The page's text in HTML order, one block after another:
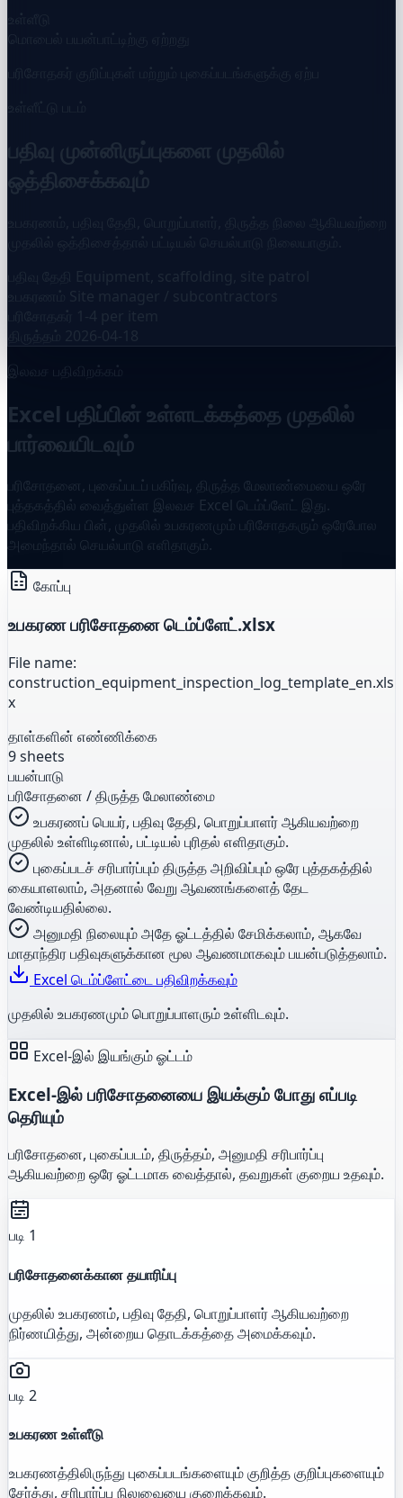
உள்ளீடு
மொபைல் பயன்பாட்டிற்கு ஏற்றது
பரிசோதகர் குறிப்புகள் மற்றும் புகைப்படங்களுக்கு ஏற்ப
உள்ளீட்டு படம்
பதிவு முன்னிருப்புகளை முதலில்
ஒத்திசைக்கவும்
உபகரணம், பதிவு தேதி, பொறுப்பாளர், திருத்த நிலை ஆகியவற்றை
முதலில் ஒத்திசைத்தால் பட்டியல் செயல்பாடு நிலையாகும்.
Equipment, scaffolding, site patrol
உபகரணம்
Site manager / subcontractors
பரிசோதகர்
1-4 per item
திருத்தம்
2026-04-18
இலவச பதிவிறக்கம்
Excel பதிப்பின் உள்ளடக்கத்தை முதலில்
பார்வையிடவும்
பரிசோதனை, புகைப்படப் பகிர்வு, திருத்த மேலாண்மையை ஒரே
புத்தகத்தில் வைத்துள்ள இலவச Excel டெம்ப்ளேட் இது.
பதிவிறக்கிய பின், முதலில் உபகரணமும் பரிசோதகரும் ஒரேபோல
அமைந்தால் செயல்பாடு எளிதாகும்.
கோப்பு
உபகரண பரிசோதனை டெம்ப்ளேட்.xlsx
File name:
construction_equipment_inspection_log_template_en.xls
x
தாள்களின் எண்ணிக்கை
9 sheets
பயன்பாடு
பரிசோதனை / திருத்த மேலாண்மை
உபகரணப் பெயர், பதிவு தேதி, பொறுப்பாளர் ஆகியவற்றை
முதலில் உள்ளிடினால், பட்டியல் புரிதல் எளிதாகும்.
புகைப்படச் சரிபார்ப்பும் திருத்த அறிவிப்பும் ஒரே புத்தகத்தில்
கையாளலாம், அதனால் வேறு ஆவணங்களைத் தேட
வேண்டியதில்லை.
அனுமதி நிலையும் அதே ஓட்டத்தில் சேமிக்கலாம், ஆகவே
மாதாந்திர பதிவுகளுக்கான மூல ஆவணமாகவும் பயன்படுத்தலாம்.
Excel டெம்ப்ளேட்டை பதிவிறக்கவும்
முதலில் உபகரணமும் பொறுப்பாளரும் உள்ளிடவும்.
Excel-இல் இயங்கும் ஓட்டம்
Excel-இல் பரிசோதனையை இயக்கும் போது எப்படி
தெரியும்
பரிசோதனை, புகைப்படம், திருத்தம், அனுமதி சரிபார்ப்பு
ஆகியவற்றை ஒரே ஓட்டமாக வைத்தால், தவறுகள் குறைய உதவும்.
படி 1
பரிசோதனைக்கான தயாரிப்பு
முதலில் உபகரணம், பதிவு தேதி, பொறுப்பாளர் ஆகியவற்றை
நிர்ணயித்து, அன்றைய தொடக்கத்தை அமைக்கவும்.
படி 2
உபகரண உள்ளீடு
உபகரணத்திலிருந்து புகைப்படங்களையும் குறித்த குறிப்புகளையும்
சேர்த்து, சரிபார்ப்பு நிலுவையை குறைக்கவும்.